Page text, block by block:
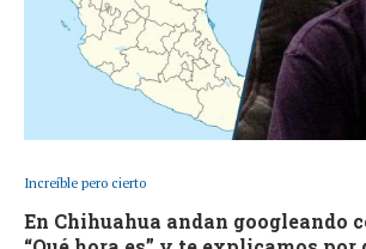
Increíble pero cierto
En Chihuahua andan googleando